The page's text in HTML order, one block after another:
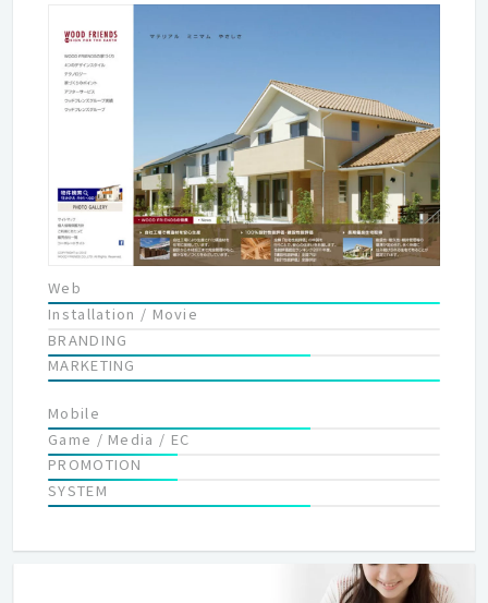
れました。社内にはカフェ、バーカウンターなどリフレッシュス
ペースを設置。チームワークが多いWeb制作会社ならではのコミ
ュニケーション活性化に大活躍しています。 また、スタッフの疲
れやストレスを軽減させ、集中力を高めるために、オフィス内で
マッサージが受けられるユニークなリラクゼーションサービスを
導入するなど、働き心地を日々研究しています。 働き心地を大切
に、家族的で安心して長く働ける、新しいWeb会社を目指してい
Web
Installation / Movie
BRANDING
MARKETING
Mobile
Game / Media / EC
PROMOTION
SYSTEM